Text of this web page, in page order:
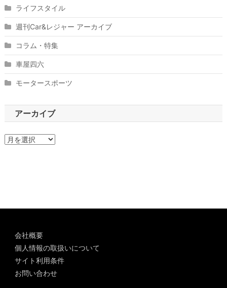
ライフスタイル
週刊Car&レジャー アーカイブ
コラム・特集
車屋四六
モータースポーツ
アーカイブ
ア
会社概要
個人情報の取扱いについて
サイト利用条件
お問い合わせ